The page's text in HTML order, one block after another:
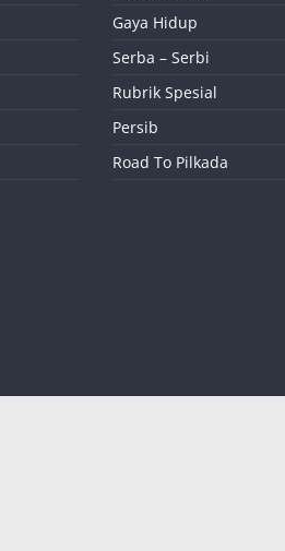
Gaya Hidup
Serba – Serbi
Rubrik Spesial
Persib
Road To Pilkada